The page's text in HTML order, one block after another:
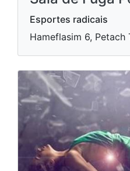
Esportes radicais
Hameflasim 6, Petach